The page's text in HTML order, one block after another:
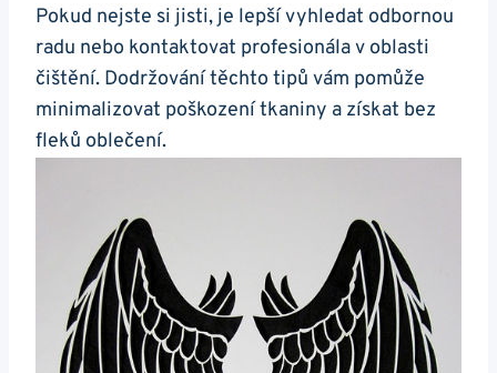
Pokud nejste si jisti, je lepší vyhledat odbornou
radu nebo kontaktovat profesionála v oblasti
čištění. Dodržování těchto tipů vám pomůže
minimalizovat poškození tkaniny a získat bez
fleků oblečení.